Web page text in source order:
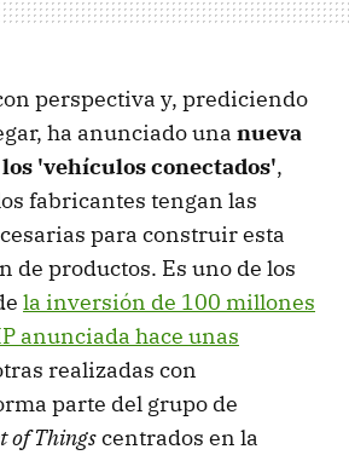
perspectiva y, prediciendo
ha anunciado una nueva
'vehículos conectados',
fabricantes tengan las
para construir esta
de productos. Es uno de los
la inversión de 100 millones
anunciada hace unas
realizadas con
parte del grupo de
of Thingscentrados en la